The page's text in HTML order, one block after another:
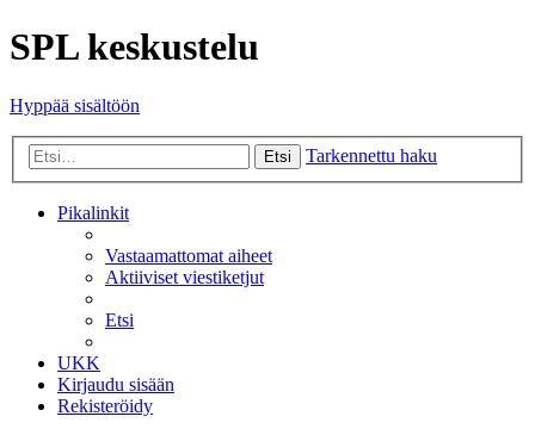
SPL keskustelu
Hyppää sisältöön
Etsi Tarkennettu haku
Pikalinkit
Vastaamattomat aiheet
Aktiiviset viestiketjut
Etsi
UKK
Kirjaudu sisään
Rekisteröidy